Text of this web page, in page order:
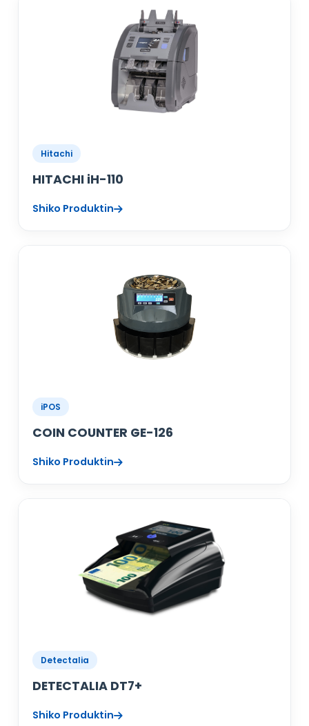
Hitachi
HITACHI iH-110
Shiko Produktin
iPOS
COIN COUNTER GE-126
Shiko Produktin
Detectalia
DETECTALIA DT7+
Shiko Produktin